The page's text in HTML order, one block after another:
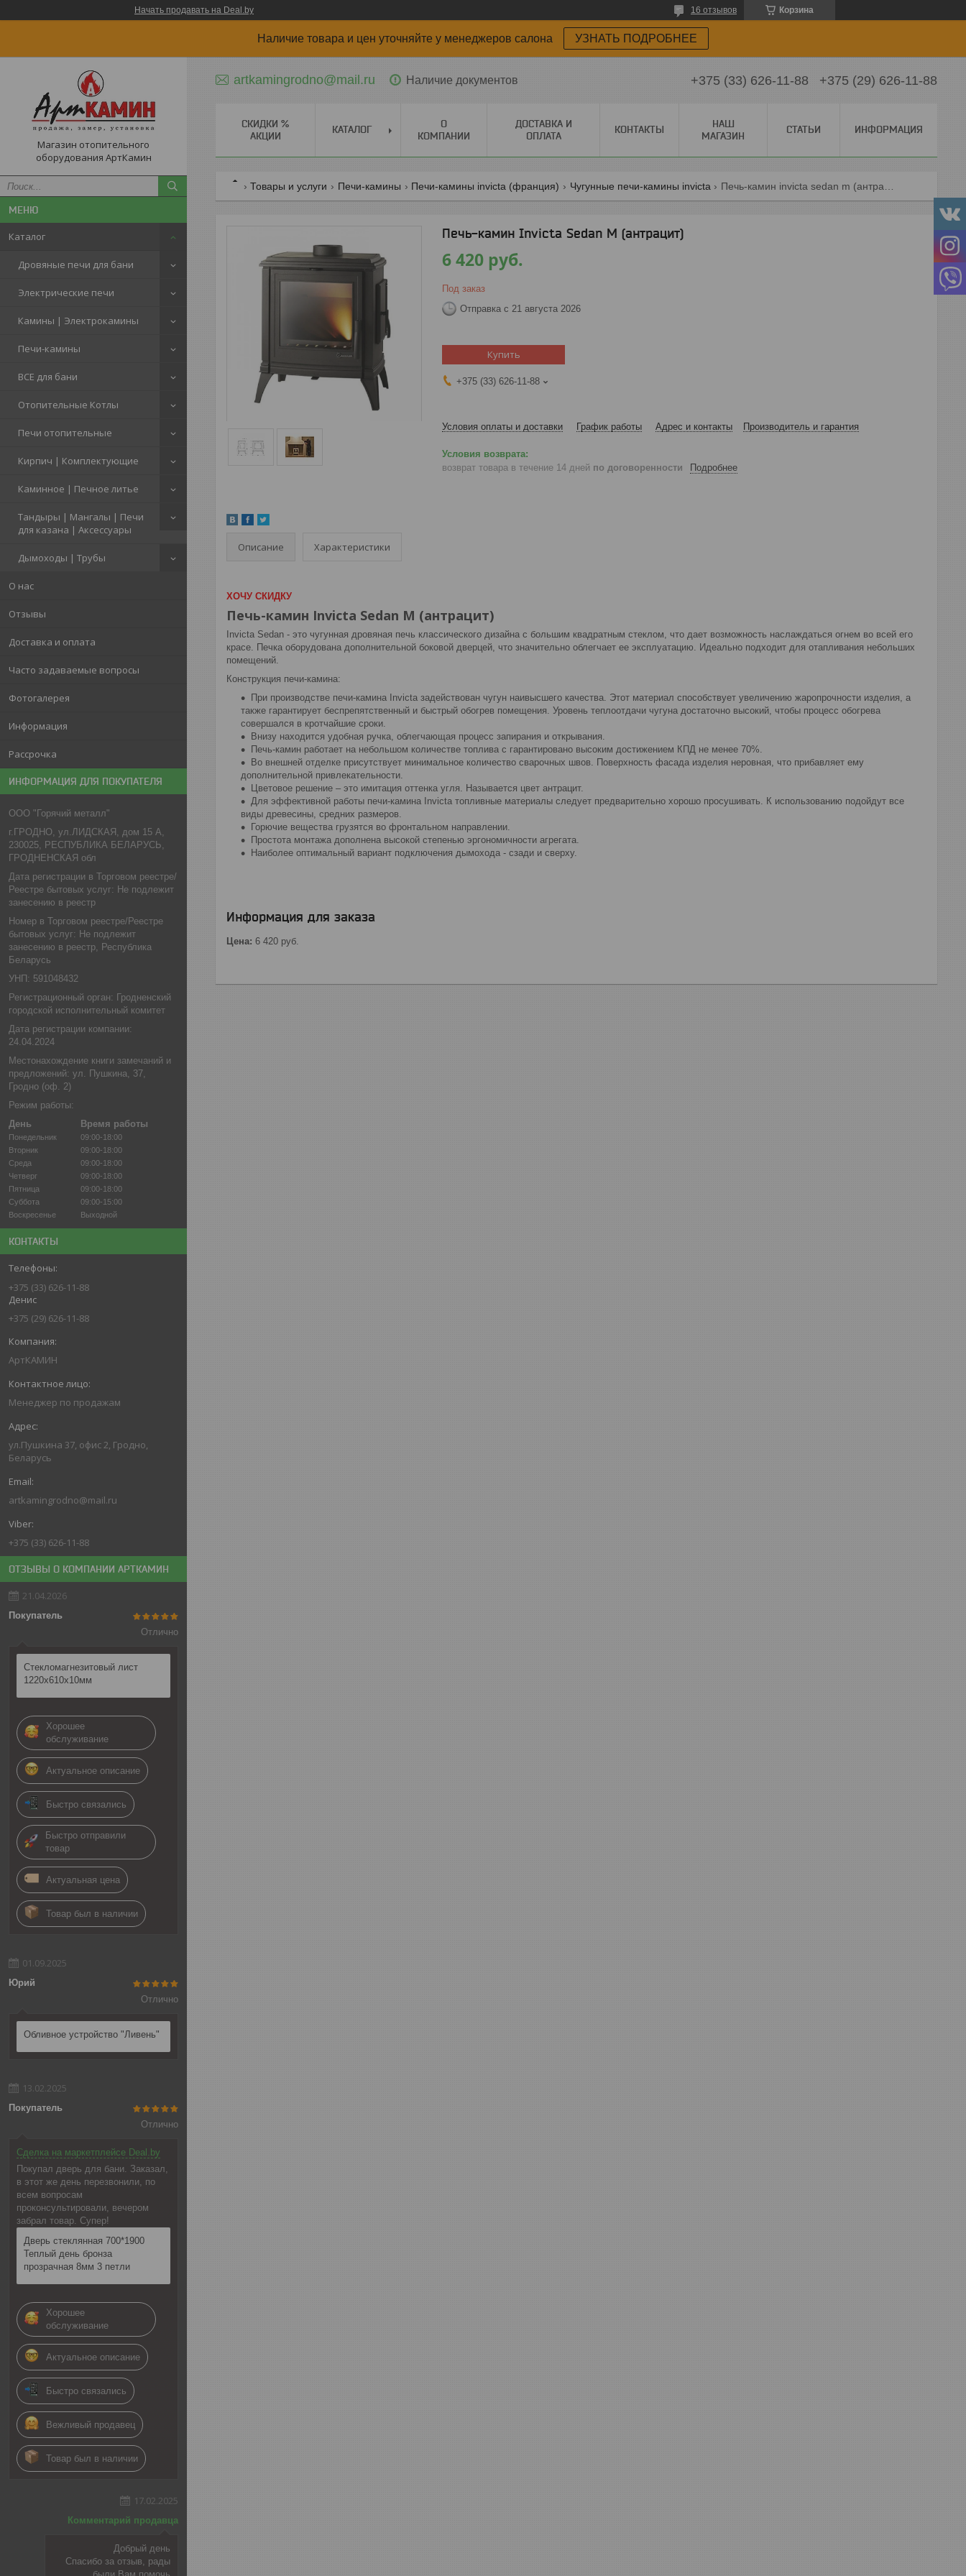
Начать продавать на Deal.by Корзина
16 отзывов
Наличие товара и цен уточняйте у менеджеров салона УЗНАТЬ ПОДРОБНЕЕ
Магазин отопительного
оборудования АртКамин
Каталог
Дровяные печи для бани
Электрические печи
Камины | Электрокамины
Печи-камины
ВСЕ для бани
Отопительные Котлы
Печи отопительные
Кирпич | Комплектующие
Каминное | Печное литье
Тандыры | Мангалы | Печи
для казана | Аксессуары
Дымоходы | Трубы
О нас
Отзывы
Доставка и оплата
Часто задаваемые вопросы
Фотогалерея
Информация
Рассрочка
ИНФОРМАЦИЯ ДЛЯ ПОКУПАТЕЛЯ
ООО "Горячий металл"
г.ГРОДНО, ул.ЛИДСКАЯ, дом 15 А,
230025, РЕСПУБЛИКА БЕЛАРУСЬ,
ГРОДНЕНСКАЯ обл
Дата регистрации в Торговом реестре/
Реестре бытовых услуг: Не подлежит
занесению в реестр
Номер в Торговом реестре/Реестре
бытовых услуг: Не подлежит
занесению в реестр, Республика
Беларусь
УНП: 591048432
Регистрационный орган: Гродненский
городской исполнительный комитет
Дата регистрации компании:
24.04.2024
Местонахождение книги замечаний и
предложений: ул. Пушкина, 37,
Гродно (оф. 2)
Режим работы:
День
Время работы
Понедельник
09:00-18:00
Вторник
09:00-18:00
Среда
09:00-18:00
Четверг
09:00-18:00
Пятница
09:00-18:00
Суббота
09:00-15:00
Воскресенье
Выходной
КОНТАКТЫ
+375 (33) 626-11-88
Денис
+375 (29) 626-11-88
АртКАМИН
Менеджер по продажам
ул.Пушкина 37, офис 2, Гродно,
Беларусь
artkamingrodno@mail.ru
+375 (33) 626-11-88
ОТЗЫВЫ О КОМПАНИИ АРТКАМИН
21.04.2026
Покупатель
Отлично
Стекломагнезитовый лист
1220х610х10мм
Хорошее
обслуживание
Актуальное описание
Быстро связались
Быстро отправили
товар
Актуальная цена
Товар был в наличии
01.09.2025
Юрий
Отлично
Обливное устройство "Ливень"
13.02.2025
Покупатель
Отлично
Сделка на маркетплейсе Deal.by
Покупал дверь для бани. Заказал,
в этот же день перезвонили, по
всем вопросам
проконсультировали, вечером
забрал товар. Супер!
Дверь стеклянная 700*1900
Теплый день бронза
прозрачная 8мм 3 петли
Хорошее
обслуживание
Актуальное описание
Быстро связались
Вежливый продавец
Товар был в наличии
17.02.2025
Комментарий продавца
Добрый день
Спасибо за отзыв, рады
artkamingrodno@mail.ru Наличие документов +375 (33) 626-11-88 +375 (29) 626-11-88
СКИДКИ %
АКЦИИ
КАТАЛОГ
О
КОМПАНИИ
ДОСТАВКА И
ОПЛАТА
КОНТАКТЫ
НАШ
МАГАЗИН
СТАТЬИ ИНФОРМАЦИЯ
Товары и услуги Печи-камины Печи-камины invicta (франция) Чугунные печи-камины invicta
Печь-камин Invicta Sedan M (антрацит)
6 420 руб.
Под заказ
Отправка с 21 августа 2026
Купить
+375 (33) 626-11-88
Условия оплаты и доставки График работы Адрес и контакты Производитель и гарантия
возврат товара в течение 14 дней по договоренности Подробнее
Описание Характеристики
ХОЧУ СКИДКУ
Печь-камин Invicta Sedan M (антрацит)
Invicta Sedan - это чугунная дровяная печь классического дизайна с большим квадратным стеклом, что дает возможность наслаждаться огнем во всей его
красе. Печка оборудована дополнительной боковой дверцей, что значительно облегчает ее эксплуатацию. Идеально подходит для отапливания небольших
помещений.
Конструкция печи-камина:
При производстве печи-камина Invicta задействован чугун наивысшего качества. Этот материал способствует увеличению жаропрочности изделия, а
также гарантирует беспрепятственный и быстрый обогрев помещения. Уровень теплоотдачи чугуна достаточно высокий, чтобы процесс обогрева
совершался в кротчайшие сроки.
Внизу находится удобная ручка, облегчающая процесс запирания и открывания.
Печь-камин работает на небольшом количестве топлива с гарантировано высоким достижением КПД не менее 70%.
Во внешней отделке присутствует минимальное количество сварочных швов. Поверхность фасада изделия неровная, что прибавляет ему
дополнительной привлекательности.
Цветовое решение – это имитация оттенка угля. Называется цвет антрацит.
Для эффективной работы печи-камина Invicta топливные материалы следует предварительно хорошо просушивать. К использованию подойдут все
виды древесины, средних размеров.
Горючие вещества грузятся во фронтальном направлении.
Простота монтажа дополнена высокой степенью эргономичности агрегата.
Наиболее оптимальный вариант подключения дымохода - сзади и сверху.
Информация для заказа
Цена: 6 420 руб.